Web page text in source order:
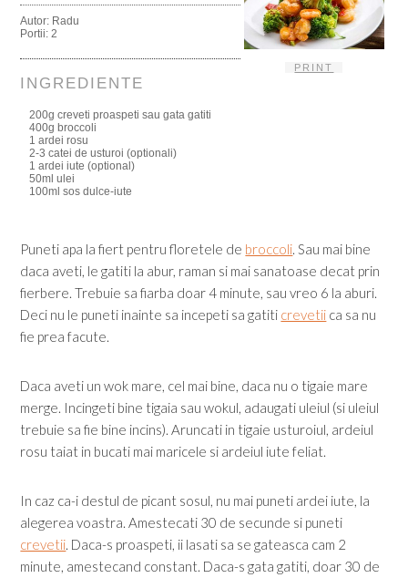
PRINT
Autor: Radu
Portii:2
INGREDIENTE
200g creveti proaspeti sau gata gatiti
400g broccoli
1 ardei rosu
2-3 catei de usturoi (optionali)
1 ardei iute (optional)
50ml ulei
100ml sos dulce-iute
Puneti apa la fiert pentru floretele de broccoli . Sau mai bine
daca aveti, le gatiti la abur, raman si mai sanatoase decat prin
fierbere. Trebuie sa fiarba doar 4 minute, sau vreo 6 la aburi.
Deci nu le puneti inainte sa incepeti sa gatiti crevetii ca sa nu
fie prea facute.
Daca aveti un wok mare, cel mai bine, daca nu o tigaie mare
merge. Incingeti bine tigaia sau wokul, adaugati uleiul (si uleiul
trebuie sa fie bine incins). Aruncati in tigaie usturoiul, ardeiul
rosu taiat in bucati mai maricele si ardeiul iute feliat.
In caz ca-i destul de picant sosul, nu mai puneti ardei iute, la
alegerea voastra. Amestecati 30 de secunde si puneti
crevetii . Daca-s proaspeti, ii lasati sa se gateasca cam 2
minute, amestecand constant. Daca-s gata gatiti, doar 30 de